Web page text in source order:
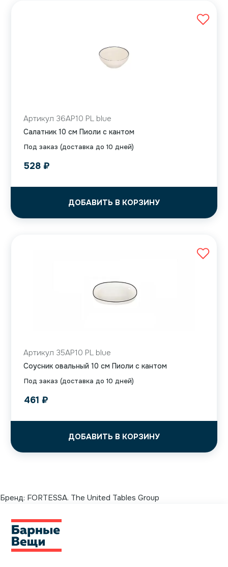
Под заказ (доставка до 10 дней)
Артикул 36AP10 PL blue
Салатник 10 см Пиоли с кантом
528 ₽
ДОБАВИТЬ В КОРЗИНУ
Под заказ (доставка до 10 дней)
Артикул 35AP10 PL blue
Соусник овальный 10 см Пиоли с кантом
461 ₽
ДОБАВИТЬ В КОРЗИНУ
Бренд: FORTESSA. The United Tables Group